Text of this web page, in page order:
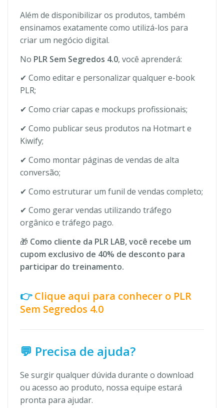
Além de disponibilizar os produtos, também
ensinamos exatamente como utilizá-los para
criar um negócio digital.
No PLR Sem Segredos 4.0, você aprenderá:
✔ Como editar e personalizar qualquer e-book
PLR;
✔ Como criar capas e mockups profissionais;
✔ Como publicar seus produtos na Hotmart e
Kiwify;
✔ Como montar páginas de vendas de alta
conversão;
✔ Como estruturar um funil de vendas completo;
✔ Como gerar vendas utilizando tráfego
orgânico e tráfego pago.
🎁 Como cliente da PLR LAB, você recebe um
cupom exclusivo de 40% de desconto para
participar do treinamento.
👉 Clique aqui para conhecer o PLR
Sem Segredos 4.0
💬 Precisa de ajuda?
Se surgir qualquer dúvida durante o download
ou acesso ao produto, nossa equipe estará
pronta para ajudar.